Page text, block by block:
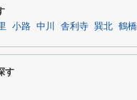
小路 中川 舎利寺 巽北 鶴橋
す